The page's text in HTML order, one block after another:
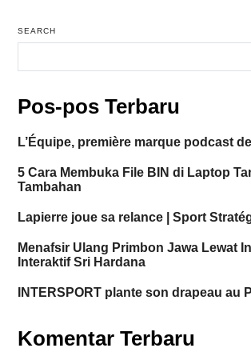
SEARCH
Pos-pos Terbaru
L’Équipe, première marque podcast
5 Cara Membuka File BIN di Laptop
Tambahan
Lapierre joue sa relance | Sport
Menafsir Ulang Primbon Jawa Lewat
Interaktif Sri Hardana
INTERSPORT plante son drapeau au
Komentar Terbaru